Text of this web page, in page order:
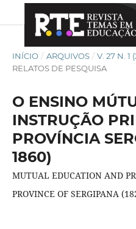
INÍCIO / ARQUIVOS / V. 27 N. 1
RELATOS DE PESQUISA
O ENSINO
INSTRUÇÃO
PROVÍNCIA
1860)
MUTUAL EDUCATION AND
PROVINCE OF SERGIPANA